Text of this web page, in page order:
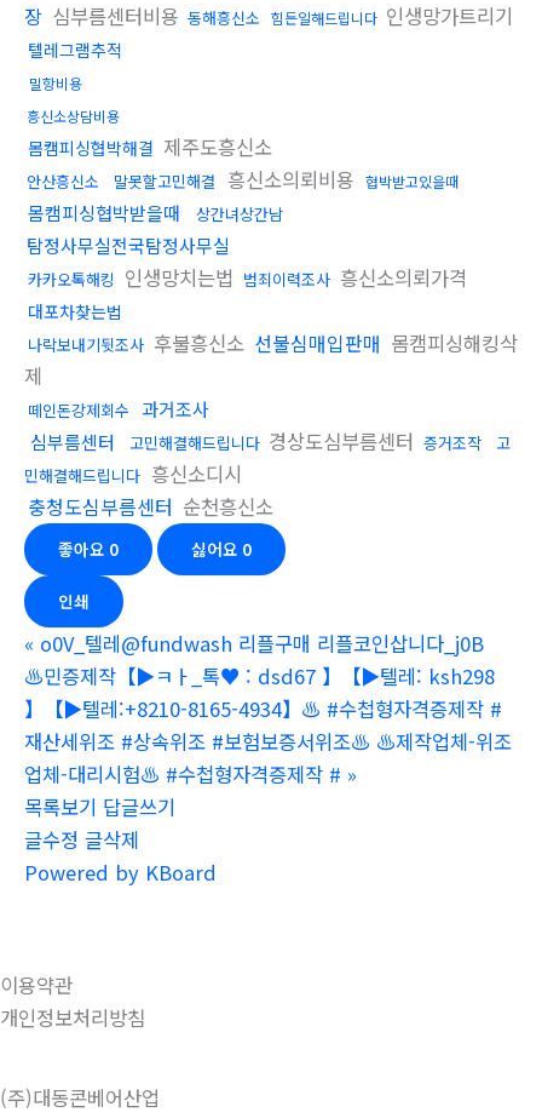
장 심부름센터비용 동해흥신소 힘든일해드립니다 인생망가트리기
텔레그램추적
밀항비용
흥신소상담비용
몸캠피싱협박해결 제주도흥신소
안산흥신소 말못할고민해결 흥신소의뢰비용 협박받고있을때
몸캠피싱협박받을때 상간녀상간남
탐정사무실전국탐정사무실
카카오톡해킹 인생망치는법 범죄이력조사 흥신소의뢰가격
대포차찾는법
나락보내기뒷조사 후불흥신소 선불심매입판매 몸캠피싱해킹삭
제
떼인돈강제회수
과거조사
심부름센터
고민해결해드립니다 경상도심부름센터 증거조작
고
민해결해드립니다 흥신소디시
충청도심부름센터 순천흥신소
좋아요 0 싫어요 0
인쇄
« o0V_텔레@fundwash 리플구매 리플코인삽니다_j0B
♨️민증제작【▶ㅋㅏ_톡♥ : dsd67 】【▶텔레: ksh298
】【▶텔레:+8210-8165-4934】♨️ #수첩형자격증제작 #
재산세위조 #상속위조 #보험보증서위조♨️ ♨️제작업체-위조
업체-대리시험♨️ #수첩형자격증제작 # »
목록보기 답글쓰기
글수정 글삭제
Powered by KBoard
이용약관
개인정보처리방침
(주)대동콘베어산업